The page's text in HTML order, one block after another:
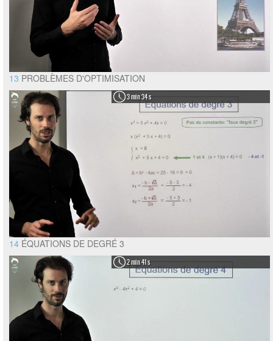
13 PROBLÈMES D'OPTIMISATION
3 min 34 s
14 ÉQUATIONS DE DEGRÉ 3
2 min 41 s